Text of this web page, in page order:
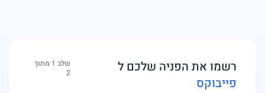
רשמו את הפניה שלכם ל
פייבוקס
שלב 1 מתוך
2